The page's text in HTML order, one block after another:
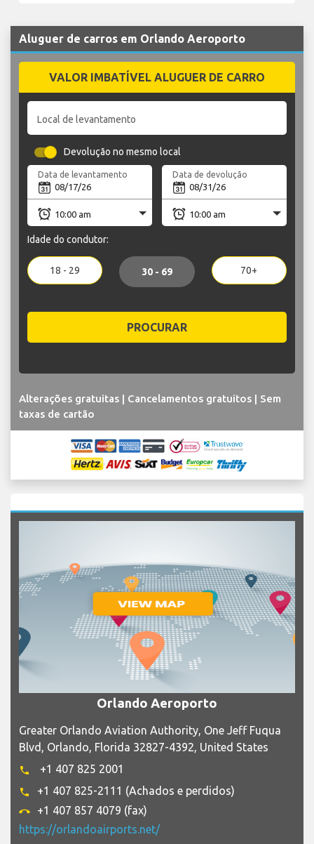
Aluguer de carros em Orlando Aeroporto
VALOR IMBATÍVEL ALUGUER DE CARRO
Local de levantamento
Devolução no mesmo local
Data de levantamento Data de devolução
Idade do condutor:
18 - 29 30 - 69 70+
PROCURAR
Alterações gratuitas | Cancelamentos gratuitos | Sem
taxas de cartão
Orlando Aeroporto
Greater Orlando Aviation Authority, One Jeff Fuqua
Blvd, Orlando, Florida 32827-4392, United States
phone +1 407 825 2001
phone +1 407 825-2111 (Achados e perdidos)
call_end
+1 407 857 4079 (fax)
https://orlandoairports.net/